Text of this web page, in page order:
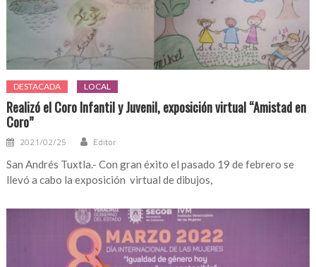
DESTACADA LOCAL
Realizó el Coro Infantil y Juvenil, exposición virtual “Amistad en
Coro”
2021/02/25 Editor
San Andrés Tuxtla.- Con gran éxito el pasado 19 de febrero se
llevó a cabo la exposición virtual de dibujos,